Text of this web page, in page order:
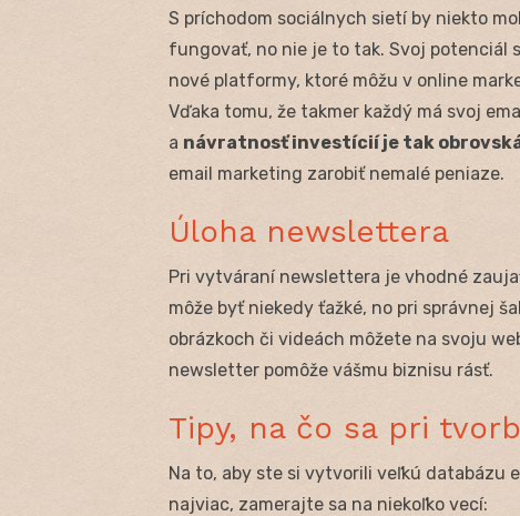
S príchodom sociálnych sietí by niekto
fungovať, no nie je to tak. Svoj potenciál
nové platformy, ktoré môžu v online
Vďaka tomu, že takmer každý má svoj
a návratnosť investícií je tak
email marketing zarobiť nemalé peniaze.
Úloha newslettera
Pri vytváraní newslettera je vhodné
môže byť niekedy ťažké, no pri správnej
obrázkoch či videách môžete na svoju
newsletter pomôže vášmu biznisu rásť.
Tipy, na čo sa pri
Na to, aby ste si vytvorili veľkú databázu
najviac, zamerajte sa na niekoľko vecí: